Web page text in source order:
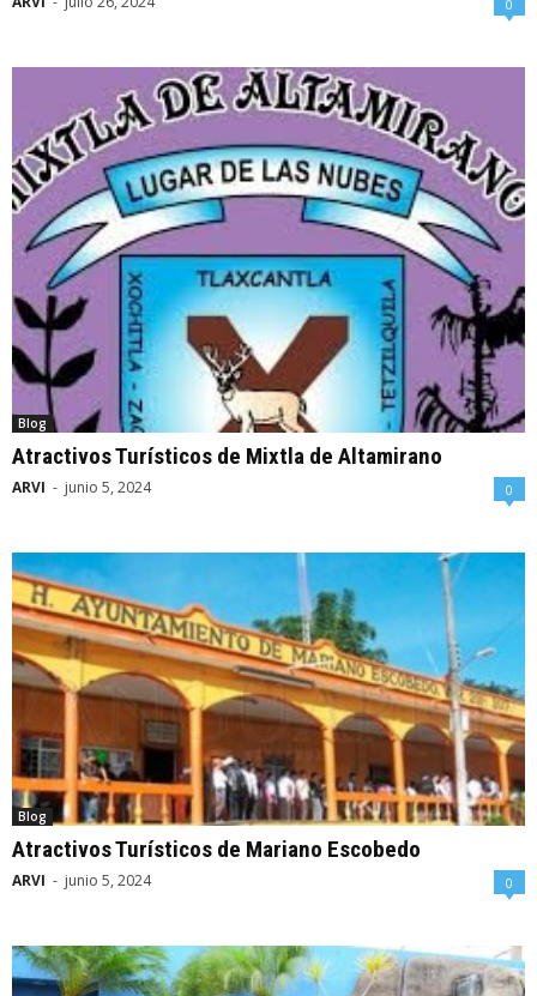
0
Blog
Atractivos Turísticos de Mixtla de Altamirano
ARVI - junio 5, 2024 0
Blog
Atractivos Turísticos de Mariano Escobedo
ARVI - junio 5, 2024 0